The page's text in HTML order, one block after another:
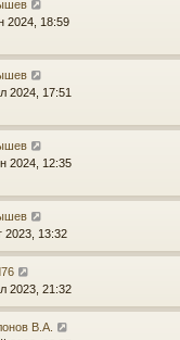
2024, 18:59
2024, 17:51
2024, 12:35
2023, 13:32
2023, 21:32
В.А.